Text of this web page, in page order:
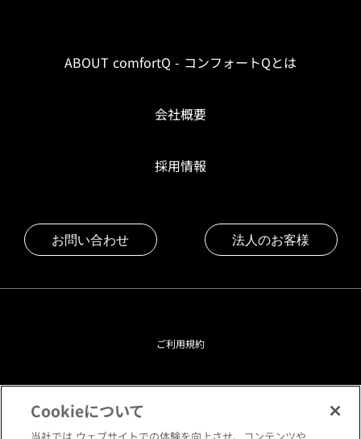
ABOUT comfortQ - コンフォートQとは
会社概要
採用情報
お問い合わせ 法人のお客様
ご利用規約
プライバシーポリシー
クッキーポリシー
Cookieについて